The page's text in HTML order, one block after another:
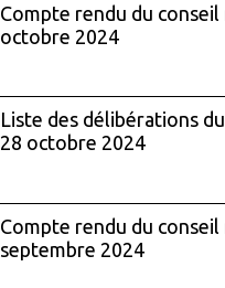
Compte rendu du conseil
octobre 2024
Liste des délibérations
28 octobre 2024
Compte rendu du conseil
septembre 2024